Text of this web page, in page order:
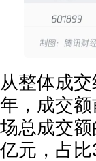
从整体成
年，成交
场总成交
亿元，占